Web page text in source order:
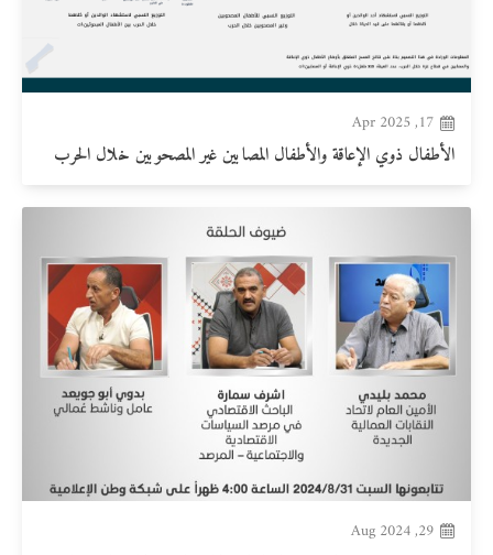
17, Apr 2025
الأطفال ذوي الإعاقة والأطفال المصابين غير المصحوبين خلال الحرب
29, Aug 2024